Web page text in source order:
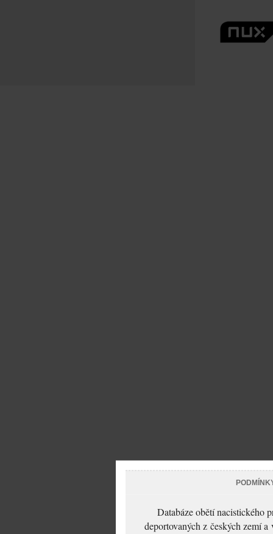
Databáze obětí nacistického
deportovaných z českých zemí